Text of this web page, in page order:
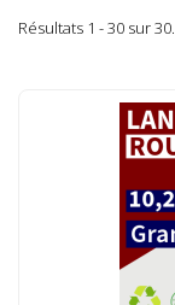
Résultats 1 - 30 sur 30.